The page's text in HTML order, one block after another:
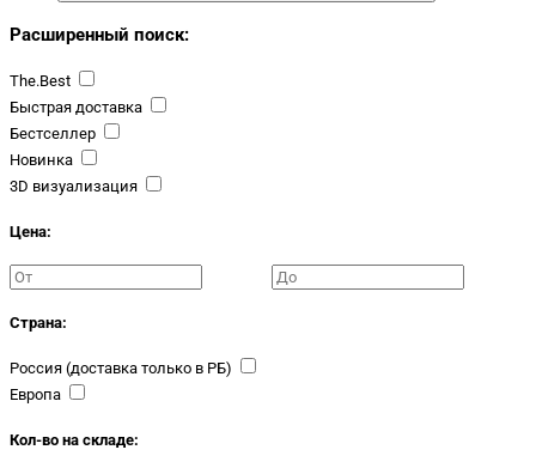
Расширенный поиск:
The.Best
Быстрая доставка
Бестселлер
Новинка
3D визуализация
Цена:
Страна:
Россия (доставка только в РБ)
Европа
Кол-во на складе: